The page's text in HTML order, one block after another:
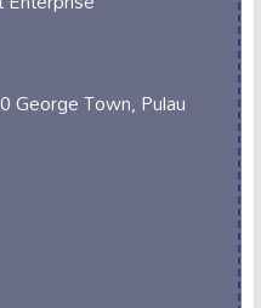
George Town, Pulau